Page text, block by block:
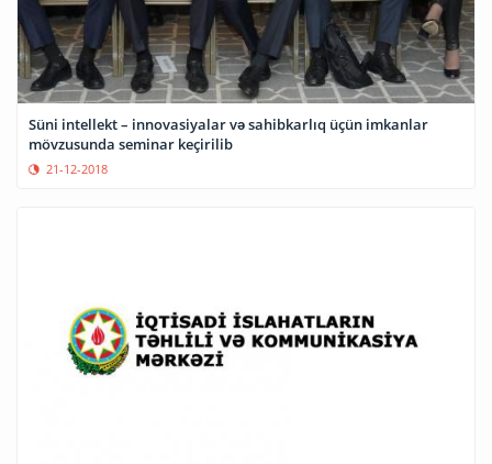
Süni intellekt – innovasiyalar və sahibkarlıq üçün imkanlar
mövzusunda seminar keçirilib
21-12-2018